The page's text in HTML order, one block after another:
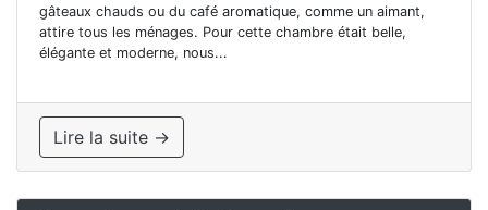
gâteaux chauds ou du café aromatique, comme un aimant,
attire tous les ménages. Pour cette chambre était belle,
élégante et moderne, nous...
Lire la suite →